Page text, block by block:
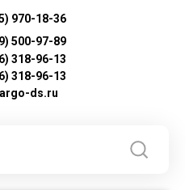
970-18-36
500-97-89
318-96-13
318-96-13
ds.ru